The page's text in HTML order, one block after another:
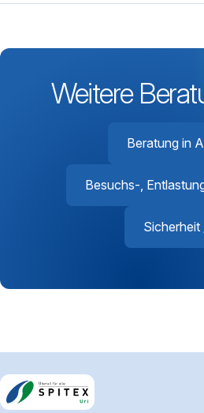
Weitere
Beratung in
Besuchs-,
Footerbereich